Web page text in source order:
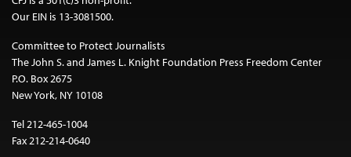
Our EIN is 13-3081500.
Committee to Protect Journalists
The John S. and James L. Knight Foundation Press Freedom Center
P.O. Box 2675
New York, NY 10108
Tel 212-465-1004
Fax 212-214-0640